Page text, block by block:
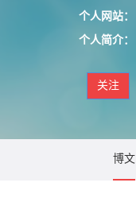
个人网站：
个人简介：
关注
博文